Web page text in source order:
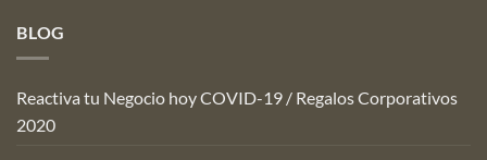
BLOG
Reactiva tu Negocio hoy COVID-19 / Regalos Corporativos
2020